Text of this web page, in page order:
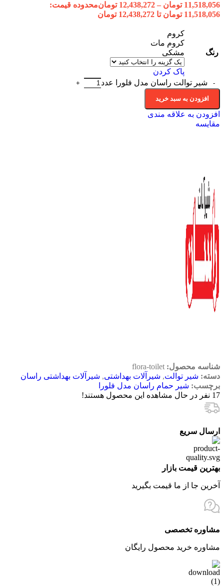
11,518,056 تومان –
12,438,272 تومانمحدوده قیمت:
11,518,056 تومان تا 12,438,272 تومان
رنگ
کروم
کروم مات
مشکی
پاک کردن
شیر توالت راسان مدل فلورا عدد
افزودن به سبد خرید
افزودن به علاقه مندی
مقایسه
شناسه محصول: flora-toilet
دسته: شیر توالت, شیرآلات بهداشتی, شیرآلات بهداشتی راسان
برچسب: شیر حمام راسان مدل فلورا
17 نفر در حال مشاهده این محصول هستند!
ارسال سریع
بهترین قیمت بازار
آخرین جا از ما قیمت بگیرید
مشاوره تخصصی
مشاوره خرید محصول رایگان